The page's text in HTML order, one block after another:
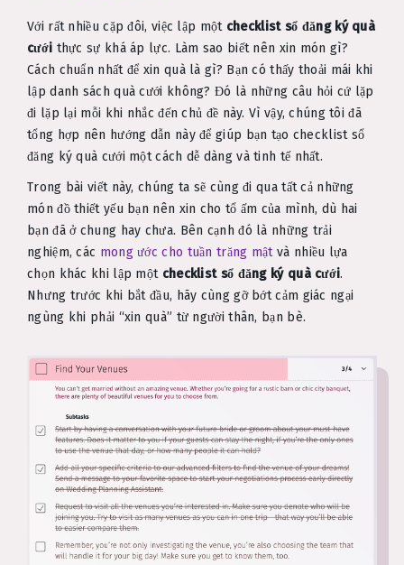
Với rất nhiều cặp đôi, việc lập một checklist sổ đăng ký quà
cưới thực sự khá áp lực. Làm sao biết nên xin món gì?
Cách chuẩn nhất để xin quà là gì? Bạn có thấy thoải mái khi
lập danh sách quà cưới không? Đó là những câu hỏi cứ lặp
đi lặp lại mỗi khi nhắc đến chủ đề này. Vì vậy, chúng tôi đã
tổng hợp nên hướng dẫn này để giúp bạn tạo checklist sổ
đăng ký quà cưới một cách dễ dàng và tinh tế nhất.
Trong bài viết này, chúng ta sẽ cùng đi qua tất cả những
món đồ thiết yếu bạn nên xin cho tổ ấm của mình, dù hai
bạn đã ở chung hay chưa. Bên cạnh đó là những trải
nghiệm, các mong ước cho tuần trăng mậtvà nhiều lựa
chọn khác khi lập một checklist sổ đăng ký quà cưới.
Nhưng trước khi bắt đầu, hãy cùng gỡ bớt cảm giác ngại
ngùng khi phải “xin quà” từ người thân, bạn bè.